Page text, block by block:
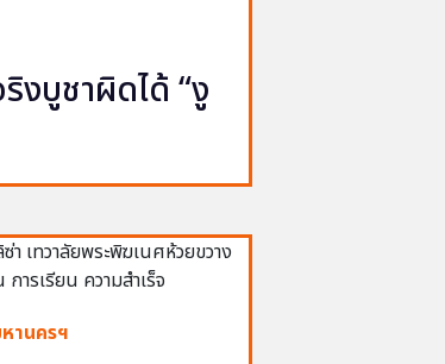
งบูชาผิดได้ “งู
านครฯ